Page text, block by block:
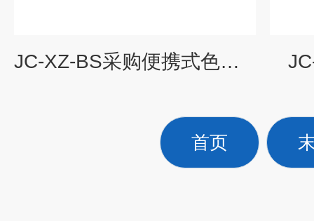
JC-XZ-BS采购便携式色度仪
首页